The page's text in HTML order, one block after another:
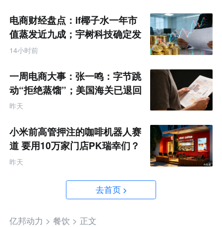
电商财经盘点：if椰子水一年市
值蒸发近九成；宇树科技确定发
行价格为150.80元/股
14小时前
一周电商大事：张一鸣：字节跳
动“拒绝蒸馏”；美国海关已退回
约1000亿美元关税
昨天
小米前高管押注的咖啡机器人赛
道 要用10万家门店PK瑞幸们？
昨天
去首页
亿邦动力 > 餐饮 > 正文